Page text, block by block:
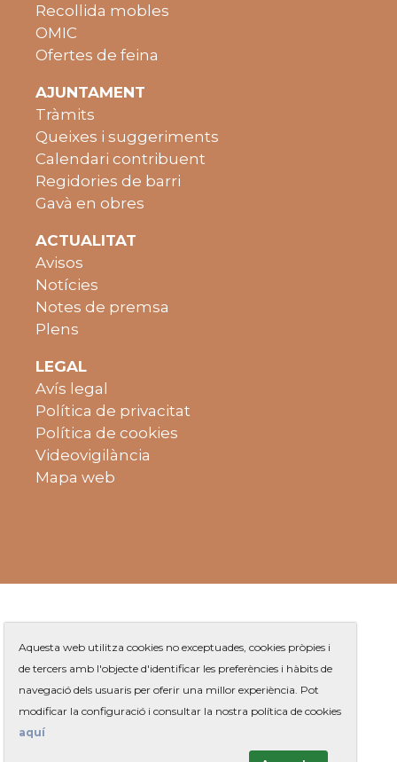
Recollida mobles
OMIC
Ofertes de feina
AJUNTAMENT
Tràmits
Queixes i suggeriments
Calendari contribuent
Regidories de barri
Gavà en obres
ACTUALITAT
Avisos
Notícies
Notes de premsa
Plens
LEGAL
Avís legal
Política de privacitat
Política de cookies
Videovigilància
Mapa web
Plaça de Jaume Balmes s/n
Aquesta web utilitza cookies no exceptuades, cookies pròpies i
de tercers amb l'objecte d'identificar les preferències i hàbits de
navegació dels usuaris per oferir una millor experiència. Pot
modificar la configuració i consultar la nostra política de cookies
aquí